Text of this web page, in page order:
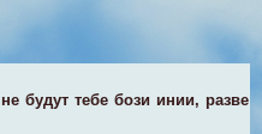
будут тебе бози инии, разве